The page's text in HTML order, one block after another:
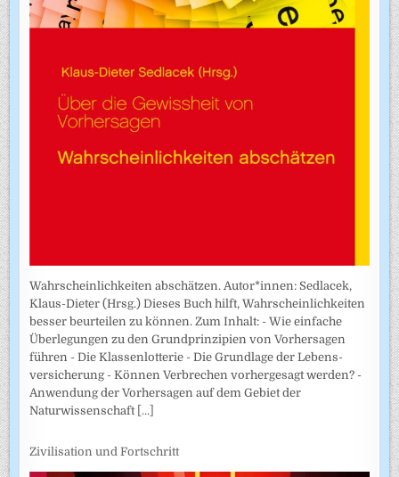
Wahrscheinlichkeiten abschätzen. Autor*innen: Sedlacek,
Klaus-Dieter (Hrsg.) Dieses Buch hilft, Wahrscheinlichkeiten
besser beurteilen zu können. Zum Inhalt: - Wie einfache
Überlegungen zu den Grundprinzipien von Vorhersagen
führen - Die Klassenlotterie - Die Grundlage der Lebens­
versicherung - Können Verbrechen vorhergesagt werden? -
Anwendung der Vorhersagen auf dem Gebiet der
Naturwissenschaft [...]
Zivilisation und Fortschritt